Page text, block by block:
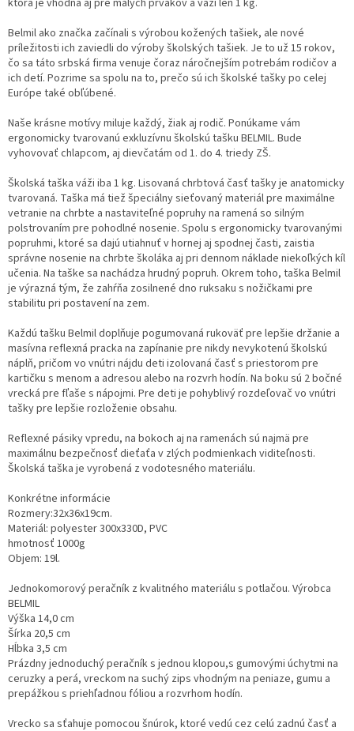
ktorá je vhodná aj pre malých prvákov a váži len 1 kg.
Belmil ako značka začínali s výrobou kožených tašiek, ale nové
príležitosti ich zaviedli do výroby školských tašiek. Je to už 15 rokov,
čo sa táto srbská firma venuje čoraz náročnejším potrebám rodičov a
ich detí. Pozrime sa spolu na to, prečo sú ich školské tašky po celej
Európe také obľúbené.
Naše krásne motívy miluje každý, žiak aj rodič. Ponúkame vám
ergonomicky tvarovanú exkluzívnu školskú tašku BELMIL. Bude
vyhovovať chlapcom, aj dievčatám od 1. do 4. triedy ZŠ.
Školská taška váži iba 1 kg. Lisovaná chrbtová časť tašky je anatomicky
tvarovaná. Taška má tiež špeciálny sieťovaný materiál pre maximálne
vetranie na chrbte a nastaviteľné popruhy na ramená so silným
polstrovaním pre pohodlné nosenie. Spolu s ergonomicky tvarovanými
popruhmi, ktoré sa dajú utiahnuť v hornej aj spodnej časti, zaistia
správne nosenie na chrbte školáka aj pri dennom náklade niekoľkých kíl
učenia. Na taške sa nachádza hrudný popruh. Okrem toho, taška Belmil
je výrazná tým, že zahŕňa zosilnené dno ruksaku s nožičkami pre
stabilitu pri postavení na zem.
Každú tašku Belmil doplňuje pogumovaná rukoväť pre lepšie držanie a
masívna reflexná pracka na zapínanie pre nikdy nevykotenú školskú
náplň, pričom vo vnútri nájdu deti izolovaná časť s priestorom pre
kartičku s menom a adresou alebo na rozvrh hodín. Na boku sú 2 bočné
vrecká pre fľaše s nápojmi. Pre deti je pohyblivý rozdeľovač vo vnútri
tašky pre lepšie rozloženie obsahu.
Reflexné pásiky vpredu, na bokoch aj na ramenách sú najmä pre
maximálnu bezpečnosť dieťaťa v zlých podmienkach viditeľnosti.
Školská taška je vyrobená z vodotesného materiálu.
Konkrétne informácie
Rozmery:32x36x19cm.
Materiál: polyester 300x330D, PVC
hmotnosť 1000g
Objem: 19l.
Jednokomorový peračník z kvalitného materiálu s potlačou. Výrobca
BELMIL
Výška 14,0 cm
Šírka 20,5 cm
Hĺbka 3,5 cm
Prázdny jednoduchý peračník s jednou klopou,s gumovými úchytmi na
ceruzky a perá, vreckom na suchý zips vhodným na peniaze, gumu a
prepážkou s priehľadnou fóliou a rozvrhom hodín.
Vrecko sa sťahuje pomocou šnúrok, ktoré vedú cez celú zadnú časť a